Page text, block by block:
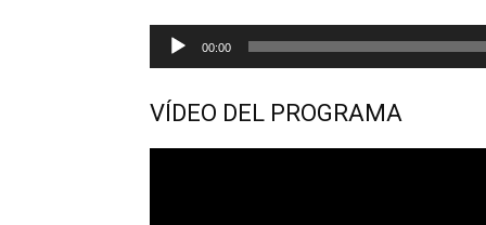
Reproductor
de
00:00
VÍDEO DEL PROGRAMA